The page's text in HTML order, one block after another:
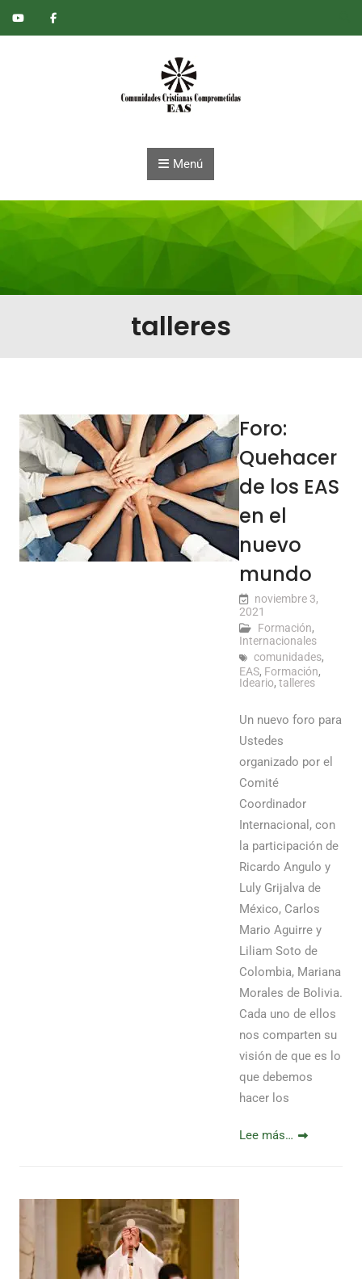
Saltar al contenido
Menú
talleres
Foro:
Quehacer
de los EAS
en el
nuevo
mundo
noviembre 3,
2021
Formación,
Internacionales
comunidades,
EAS, Formación,
Ideario, talleres
Un nuevo foro para
Ustedes
organizado por el
Comité
Coordinador
Internacional, con
la participación de
Ricardo Angulo y
Luly Grijalva de
México, Carlos
Mario Aguirre y
Liliam Soto de
Colombia, Mariana
Morales de Bolivia.
Cada uno de ellos
nos comparten su
visión de que es lo
que debemos
hacer los
Lee más…